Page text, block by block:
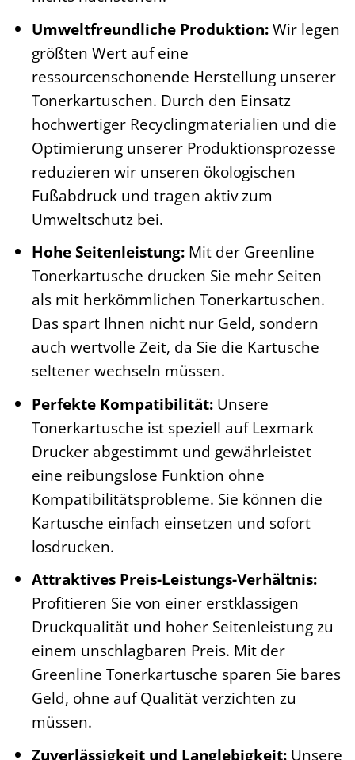
Umweltfreundliche Produktion:Wir legen
größten Wert auf eine
ressourcenschonende Herstellung unserer
Tonerkartuschen. Durch den Einsatz
hochwertiger Recyclingmaterialien und die
Optimierung unserer Produktionsprozesse
reduzieren wir unseren ökologischen
Fußabdruck und tragen aktiv zum
Umweltschutz bei.
Hohe Seitenleistung:Mit der Greenline
Tonerkartusche drucken Sie mehr Seiten
als mit herkömmlichen Tonerkartuschen.
Das spart Ihnen nicht nur Geld, sondern
auch wertvolle Zeit, da Sie die Kartusche
seltener wechseln müssen.
Perfekte Kompatibilität:Unsere
Tonerkartusche ist speziell auf Lexmark
Drucker abgestimmt und gewährleistet
eine reibungslose Funktion ohne
Kompatibilitätsprobleme. Sie können die
Kartusche einfach einsetzen und sofort
losdrucken.
Attraktives Preis-Leistungs-Verhältnis:
Profitieren Sie von einer erstklassigen
Druckqualität und hoher Seitenleistung zu
einem unschlagbaren Preis. Mit der
Greenline Tonerkartusche sparen Sie bares
Geld, ohne auf Qualität verzichten zu
müssen.
Zuverlässigkeit und Langlebigkeit:Unsere